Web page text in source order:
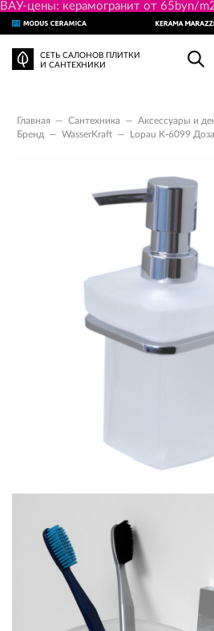
ВАУ-цены: керамогранит от 65byn/
СЕТЬ САЛОНОВ ПЛИТКИ
И САНТЕХНИКИ
Главная — Сантехника — Аксессуары и
Бренд
— WasserKraft — Lopau K-6099